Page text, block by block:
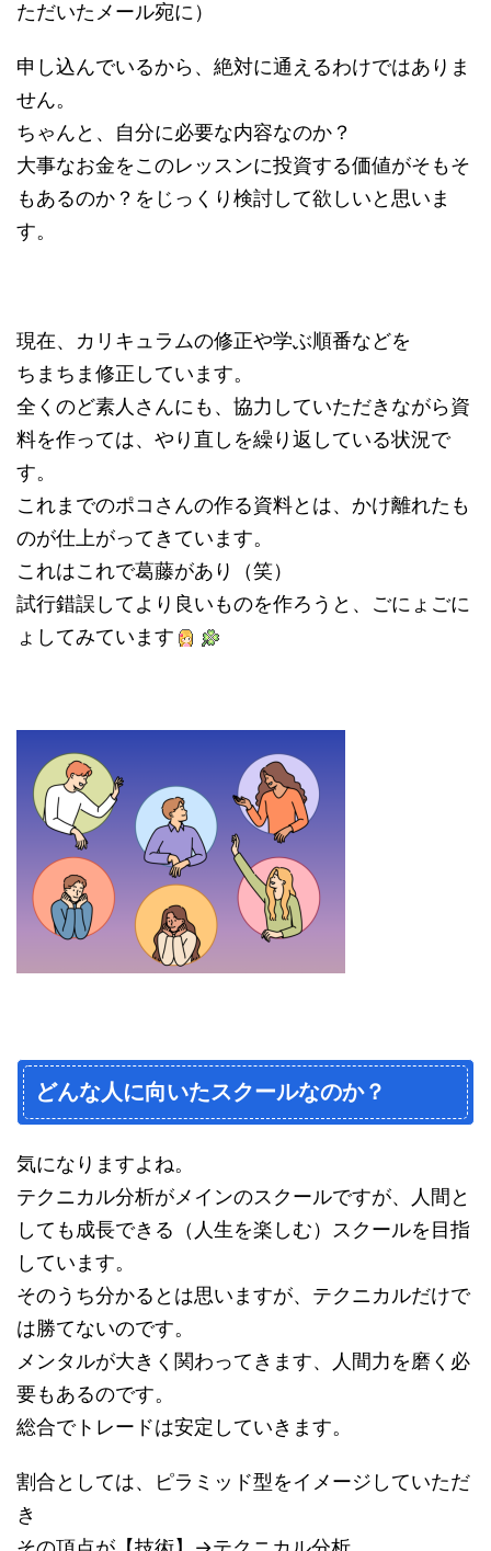
ただいたメール宛に）
申し込んでいるから、絶対に通えるわけではありま
せん。
ちゃんと、自分に必要な内容なのか？
大事なお金をこのレッスンに投資する価値がそもそ
もあるのか？をじっくり検討して欲しいと思いま
す。
現在、カリキュラムの修正や学ぶ順番などを
ちまちま修正しています。
全くのど素人さんにも、協力していただきながら資
料を作っては、やり直しを繰り返している状況で
す。
これまでのポコさんの作る資料とは、かけ離れたも
のが仕上がってきています。
これはこれで葛藤があり（笑）
試行錯誤してより良いものを作ろうと、ごにょごに
ょしてみています
どんな人に向いたスクールなのか？
気になりますよね。
テクニカル分析がメインのスクールですが、人間と
しても成長できる（人生を楽しむ）スクールを目指
しています。
そのうち分かるとは思いますが、テクニカルだけで
は勝てないのです。
メンタルが大きく関わってきます、人間力を磨く必
要もあるのです。
総合でトレードは安定していきます。
割合としては、ピラミッド型をイメージしていただ
き